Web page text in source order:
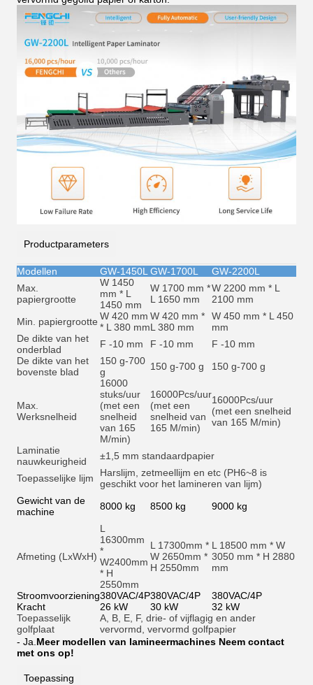
Productparameters
Modellen GW-1450L GW-1700L
GW-2200L
Max.
papiergrootte
W 1450
mm * L
1450 mm
W 1700 mm *
L 1650 mm
W 2200 mm * L
2100 mm
Min. papiergrootte W 420 mm
* L 380 mm
W 420 mm *
L 380 mm
W 450 mm * L 450
mm
De dikte van het
onderblad
F -10 mm F -10 mm
F -10 mm
De dikte van het
bovenste blad
150 g-700
g
150 g-700 g 150 g-700 g
Max.
Werksnelheid
16000
stuks/uur
(met een
snelheid
van 165
M/min)
16000Pcs/uur
(met een
snelheid van
165 M/min)
16000Pcs/uur
(met een snelheid
van 165 M/min)
Laminatie
nauwkeurigheid
±1,5 mm standaardpapier
Toepasselijke lijm
Harslijm, zetmeellijm en etc (PH6~8 is
geschikt voor het lamineren van lijm)
Gewicht van de
machine
8000 kg 8500 kg 9000 kg
Afmeting (LxWxH)
L
16300mm
*
W2400mm
* H
2550mm
L 17300mm *
W 2650mm *
H 2550mm
L 18500 mm * W
3050 mm * H 2880
mm
Stroomvoorziening380VAC/4P380VAC/4P
380VAC/4P
Kracht
26 kW 30 kW
32 kW
Toepasselijk
golfplaat
A, B, E, F, drie- of vijflagig en ander
vervormd, vervormd golfpapier
- Ja. Meer modellen van lamineermachines Neem contact
met ons op!
Toepassing